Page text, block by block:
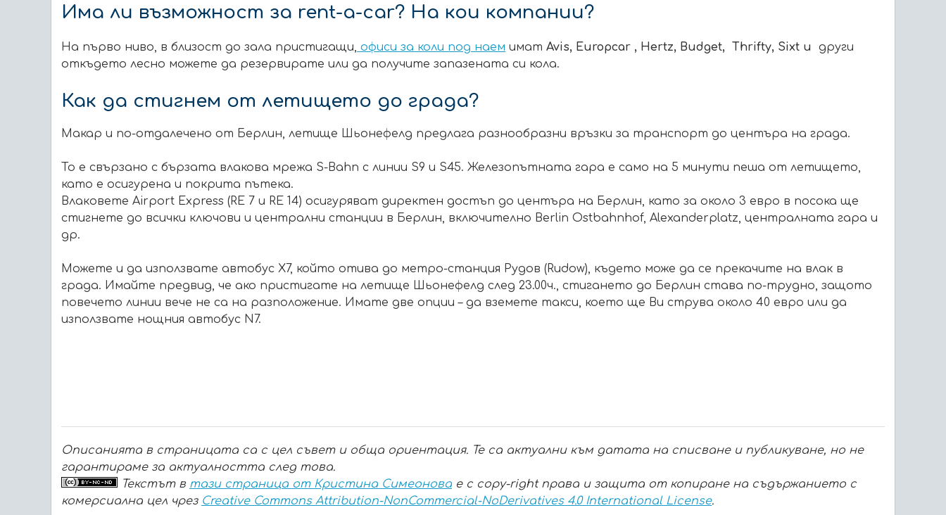
Има ли възможност за rent-a-car? На кои компании?
На първо ниво, в близост до зала пристигащи, офиси за коли под наем имат Avis, Europcar , Hertz, Budget, Thrifty, Sixt и други
откъдето лесно можете да резервирате или да получите запазената си кола.
Как да стигнем от летището до града?
Макар и по-отдалечено от Берлин, летище Шьонефелд предлага разнообразни връзки за транспорт до центъра на града.
To e свързано с бързата влакова мрежа S-Bahn с линии S9 и S45. Железопътната гара е само на 5 минути пеша от летището,
като е осигурена и покрита пътека.
Влакoвете Airport Express (RE 7 и RE 14) осигуряват директен достъп до центъра на Берлин, като за около 3 евро в посока ще
стигнете до всички ключови и централни станции в Берлин, включително Berlin Ostbahnhof, Alexanderplatz, централната гара и
др.
Можете и да използвате автобус X7, който отива до метро-станция Рудов (Rudow), където може да се прекачите на влак в
града. Имайте предвид, че ако пристигате на летище Шьонефелд след 23.00ч., стигането до Берлин става по-трудно, защото
повечето линии вече не са на разположение. Имате две опции – да вземете такси, което ще Ви струва около 40 евро или да
използвате нощния автобус N7.
Описанията в страницата са с цел съвет и обща ориентация. Те са актуални към датата на списване и публикуване, но не
гарантираме за актуалността след това.
Текстът в тази страница от Кристина Симеонова е с copy-right права и защита от копиране на съдържанието с
комерсиална цел чрез Creative Commons Attribution-NonCommercial-NoDerivatives 4.0 International License.